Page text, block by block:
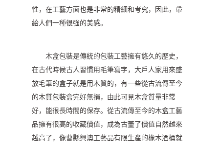
性，在工藝方面也是非常的精細和考究，因此，帶
給人們一種很強的美感。
木盒包裝是傳統的包裝工藝擁有悠久的歷史，
在古代時候古人習慣用毛筆寫字，大戶人家用來盛
放毛筆的盒子就是用木質的，有一些從古流傳至今
的木質包裝盒完好無損，由此可見木盒質量非常
好，能很長時間的保存。從古流傳至今的木盒工藝
品擁有很高的收藏價值，成為古董了價值自然越來
越高了，像曹縣興澳工藝品有限生產的橡木酒桶就